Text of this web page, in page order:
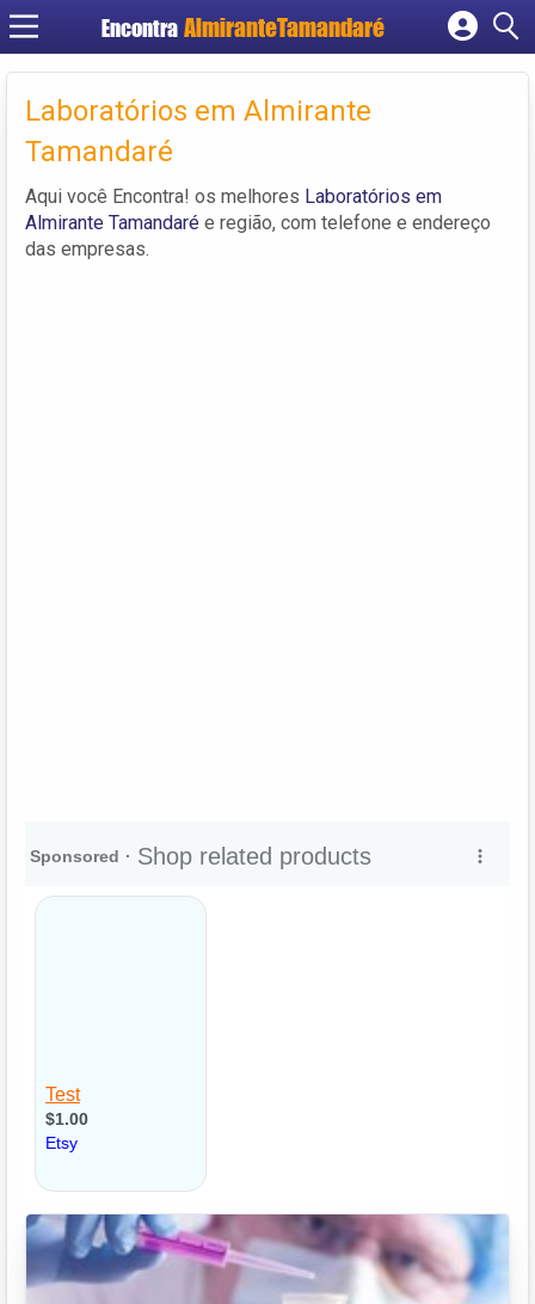
Encontra
Cadastrar empresa
Criar conta
Laboratórios em Almirante
Tamandaré
Aqui você Encontra! os melhores Laboratórios em
Almirante Tamandaré e região, com telefone e endereço
das empresas.